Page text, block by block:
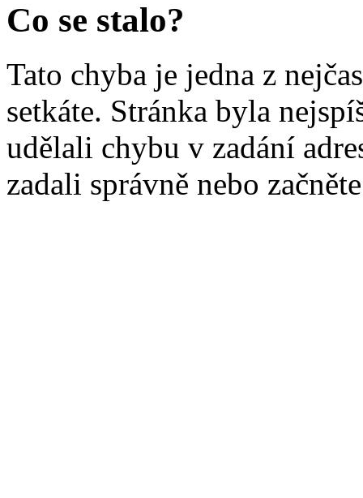
Co se stalo?
Tato chyba je jedna z
setkáte. Stránka byla
udělali chybu v zadání
zadali správně nebo